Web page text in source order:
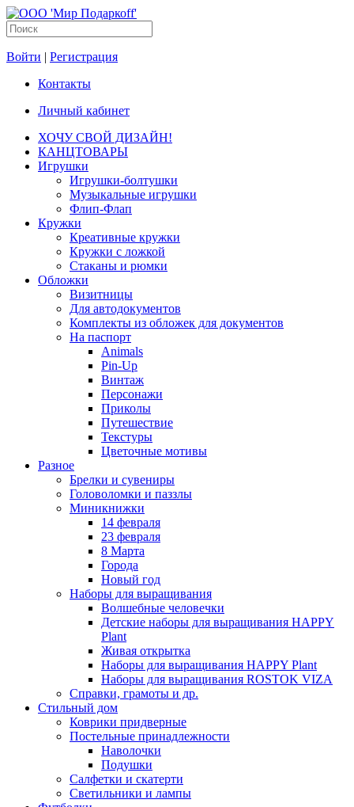
Войти | Регистрация
Контакты
Личный кабинет
ХОЧУ СВОЙ ДИЗАЙН!
КАНЦТОВАРЫ
Игрушки
Игрушки-болтушки
Музыкальные игрушки
Флип-Флап
Кружки
Креативные кружки
Кружки с ложкой
Стаканы и рюмки
Обложки
Визитницы
Для автодокументов
Комплекты из обложек для документов
На паспорт
Animals
Pin-Up
Винтаж
Персонажи
Приколы
Путешествие
Текстуры
Цветочные мотивы
Разное
Брелки и сувениры
Головоломки и паззлы
Миникнижки
14 февраля
23 февраля
8 Марта
Города
Новый год
Наборы для выращивания
Волшебные человечки
Детские наборы для выращивания HAPPY
Plant
Живая открытка
Наборы для выращивания HAPPY Plant
Наборы для выращивания ROSTOK VIZA
Справки, грамоты и др.
Стильный дом
Коврики придверные
Постельные принадлежности
Наволочки
Подушки
Салфетки и скатерти
Светильники и лампы